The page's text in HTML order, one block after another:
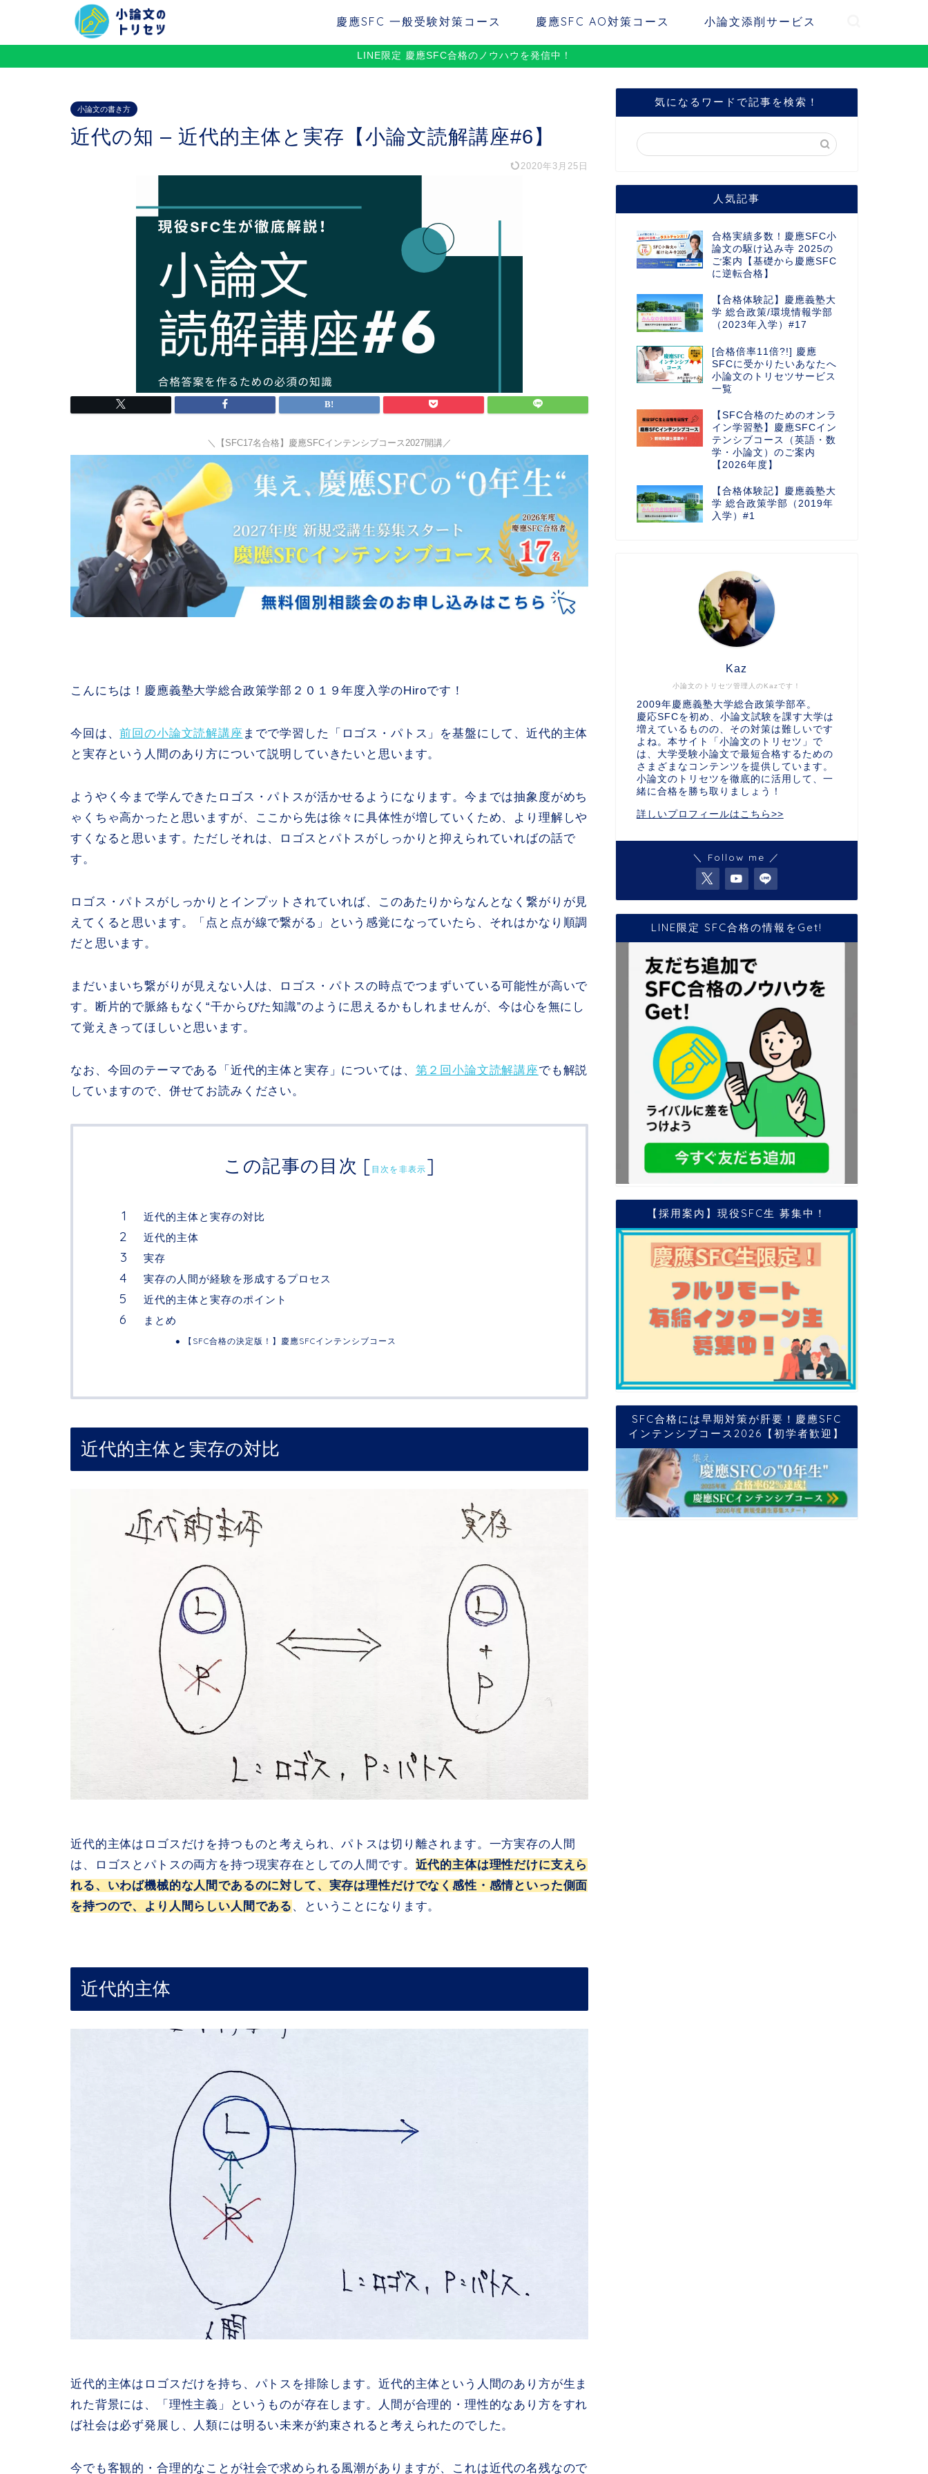
慶應SFC 一般受験対策コース 慶應SFC AO対策コース 小論文添削サービス
LINE限定 慶應SFC合格のノウハウを発信中！
小論文の書き方
近代の知 – 近代的主体と実存【小論文読解講座#6】
2020年3月25日
＼【SFC17名合格】慶應SFCインテンシブコース2027開講／
こんにちは！慶應義塾大学総合政策学部２０１９年度入学のHiroです！
今回は、前回の小論文読解講座 までで学習した「ロゴス・パトス」を基盤にして、近代的主体
と実存という人間のあり方について説明していきたいと思います。
ようやく今まで学んできたロゴス・パトスが活かせるようになります。今までは抽象度がめち
ゃくちゃ高かったと思いますが、ここから先は徐々に具体性が増していくため、より理解しや
すくなると思います。ただしそれは、ロゴスとパトスがしっかりと抑えられていればの話で
す。
ロゴス・パトスがしっかりとインプットされていれば、このあたりからなんとなく繋がりが見
えてくると思います。「点と点が線で繋がる」という感覚になっていたら、それはかなり順調
だと思います。
まだいまいち繋がりが見えない人は、ロゴス・パトスの時点でつまずいている可能性が高いで
す。断片的で脈絡もなく“干からびた知識”のように思えるかもしれませんが、今は心を無にし
て覚えきってほしいと思います。
なお、今回のテーマである「近代的主体と実存」については、 第２回小論文読解講座でも解説
していますので、併せてお読みください。
この記事の目次 [ 目次を非表示 ]
近代的主体と実存の対比
近代的主体
実存
実存の人間が経験を形成するプロセス
近代的主体と実存のポイント
まとめ
【SFC合格の決定版！】慶應SFCインテンシブコース
近代的主体と実存の対比
近代的主体はロゴスだけを持つものと考えられ、パトスは切り離されます。一方実存の人間
は、ロゴスとパトスの両方を持つ現実存在としての人間です。 近代的主体は理性だけに支えら
れる、いわば機械的な人間であるのに対して、実存は理性だけでなく感性・感情といった側面
を持つので、より人間らしい人間である 、ということになります。
近代的主体
近代的主体はロゴスだけを持ち、パトスを排除します。近代的主体という人間のあり方が生ま
れた背景には、「理性主義」というものが存在します。人間が合理的・理性的なあり方をすれ
ば社会は必ず発展し、人類には明るい未来が約束されると考えられたのでした。
今でも客観的・合理的なことが社会で求められる風潮がありますが、これは近代の名残なので
気になるワードで記事を検索！
人気記事
合格実績多数！慶應SFC小
論文の駆け込み寺 2025の
ご案内【基礎から慶應SFC
に逆転合格】
【合格体験記】慶應義塾大
学 総合政策/環境情報学部
（2023年入学）#17
[合格倍率11倍?!] 慶應
SFCに受かりたいあなたへ
小論文のトリセツサービス
一覧
【SFC合格のためのオンラ
イン学習塾】慶應SFCイン
テンシブコース（英語・数
学・小論文）のご案内
【2026年度】
【合格体験記】慶應義塾大
学 総合政策学部（2019年
入学）#1
小論文のトリセツ管理人のKazです！
Kaz
2009年慶應義塾大学総合政策学部卒。
慶応SFCを初め、小論文試験を課す大学は
増えているものの、その対策は難しいです
よね。本サイト「小論文のトリセツ」で
は、大学受験小論文で最短合格するための
さまざまなコンテンツを提供しています。
小論文のトリセツを徹底的に活用して、一
緒に合格を勝ち取りましょう！
詳しいプロフィールはこちら>>
＼ Follow me ／
LINE限定 SFC合格の情報をGet!
【採用案内】現役SFC生 募集中！
SFC合格には早期対策が肝要！慶應SFC
インテンシブコース2026【初学者歓迎】